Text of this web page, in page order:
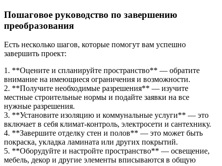
Пошаговое руководство по завершению
преобразования
Есть несколько шагов, которые помогут вам успешно
завершить проект:
1. **Оцените и спланируйте пространство** — обратите
внимание на имеющиеся ограничения и возможности.
2. **Получите необходимые разрешения** — изучите
местные строительные нормы и подайте заявки на все
нужные разрешения.
3. **Установите изоляцию и коммунальные услуги** — это
включает в себя климат-контроль, электросети и сантехнику.
4. **Завершите отделку стен и полов** — это может быть
покраска, укладка ламината или других покрытий.
5. **Оборудуйте и настройте пространство** — освещение,
мебель, декор и другие элементы вписываются в общую